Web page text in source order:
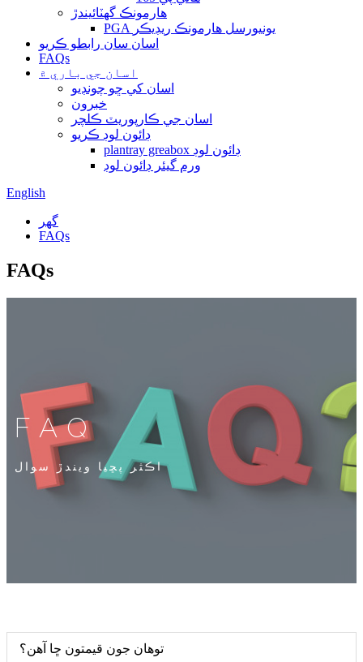
هارمونڪ گھٽائيندڙ
PGA يونيورسل هارمونڪ ريڊيڪر
اسان سان رابطو ڪريو
FAQs
اسان جي باري ۾
اسان کي ڇو چونڊيو
خبرون
اسان جي ڪارپوريٽ ڪلچر
ڊائون لوڊ ڪريو
plantray greabox ڊائون لوڊ
ورم گيئر ڊائون لوڊ
English
گهر
FAQs
FAQs
FAQ
اڪثر پڇيا ويندڙ سوال
توهان جون قيمتون ڇا آهن؟